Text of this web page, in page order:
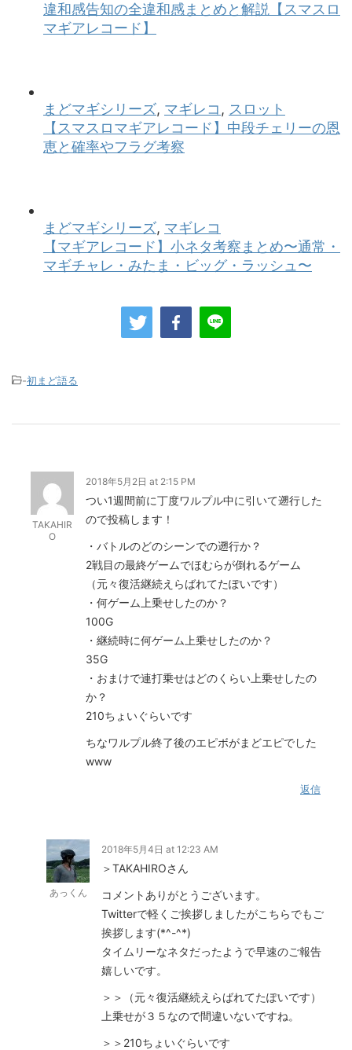
-初まど語る
TAKAHIR
O
2018年5月2日 at 2:15 PM
つい1週間前に丁度ワルプル中に引いて遡行した
ので投稿します！
・バトルのどのシーンでの遡行か？
2戦目の最終ゲームでほむらが倒れるゲーム
（元々復活継続えらばれてたぽいです）
・何ゲーム上乗せしたのか？
100G
・継続時に何ゲーム上乗せしたのか？
35G
・おまけで連打乗せはどのくらい上乗せしたの
か？
210ちょいぐらいです
ちなワルプル終了後のエピボがまどエピでした
www
返信
あっくん
2018年5月4日 at 12:23 AM
＞TAKAHIROさん
コメントありがとうございます。
Twitterで軽くご挨拶しましたがこちらでもご
挨拶します(*^-^*)
タイムリーなネタだったようで早速のご報告
嬉しいです。
＞＞（元々復活継続えらばれてたぽいです）
上乗せが３５なので間違いないですね。
＞＞210ちょいぐらいです